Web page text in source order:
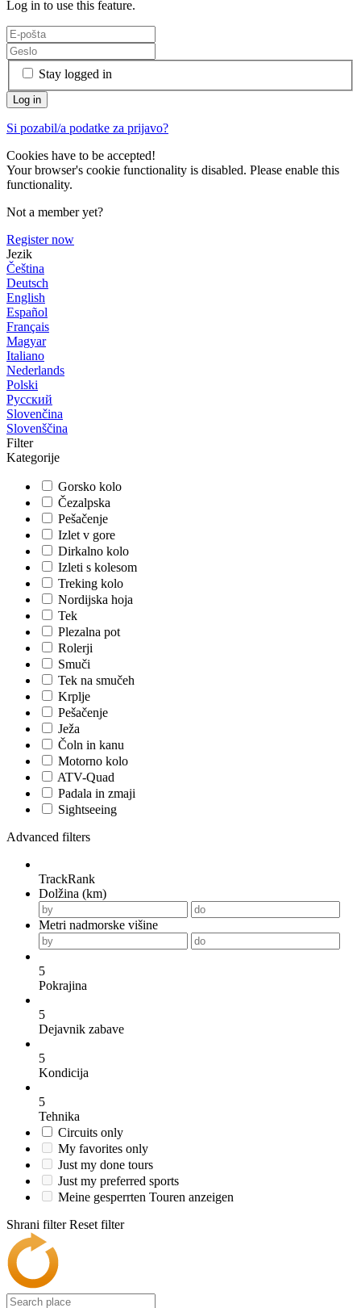
Log in to use this feature.
Stay logged in
Si pozabil/a podatke za prijavo?
Cookies have to be accepted!
Your browser's cookie functionality is disabled. Please enable this
functionality.
Not a member yet?
Register now
Jezik
Čeština
Deutsch
English
Español
Français
Magyar
Italiano
Nederlands
Polski
Русский
Slovenčina
Slovenščina
Filter
Kategorije
Gorsko kolo
Čezalpska
Pešačenje
Izlet v gore
Dirkalno kolo
Izleti s kolesom
Treking kolo
Nordijska hoja
Tek
Plezalna pot
Rolerji
Smuči
Tek na smučeh
Krplje
Pešačenje
Ježa
Čoln in kanu
Motorno kolo
ATV-Quad
Padala in zmaji
Sightseeing
Advanced filters
TrackRank
Dolžina (km)
Metri nadmorske višine
5
Pokrajina
5
Dejavnik zabave
5
Kondicija
5
Tehnika
Circuits only
My favorites only
Just my done tours
Just my preferred sports
Meine gesperrten Touren anzeigen
Shrani filter Reset filter